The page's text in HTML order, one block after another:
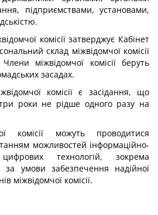
підприємствами, установами,
комісії затверджує Кабінет
склад міжвідомчої комісії
міжвідомчої комісії беруть
засадах.
комісії є засідання, що
роки не рідше одного разу на
комісії можуть проводитися
можливостей інформаційно-
технологій, зокрема
за умови забезпечення надійної
міжвідомчої комісії.